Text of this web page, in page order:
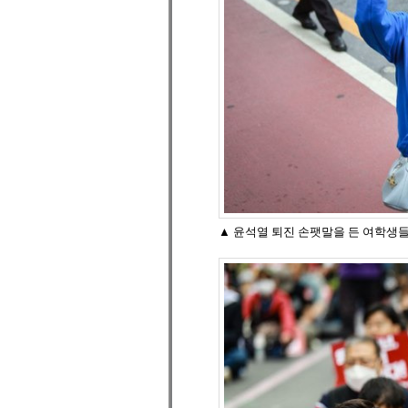
▲ 윤석열 퇴진 손팻말을 든 여학